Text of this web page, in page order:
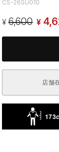
CS-26SU010
¥ 6,600 ¥
店舗